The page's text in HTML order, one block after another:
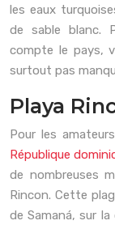
les eaux
de sable blanc.
compte le pays,
surtout pas
Playa
Pour les
République
de nombreuses
Rincon. Cette
de Samaná, sur